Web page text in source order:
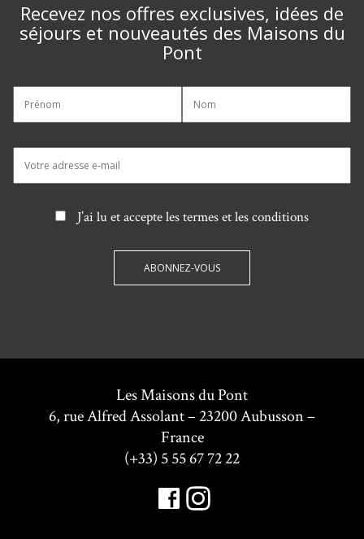
Recevez nos offres exclusives, idées de
séjours et nouveautés des Maisons du
Pont
J’ai lu et accepte les termes et les conditions
Les Maisons du Pont
6, rue Alfred Assolant – 23200 Aubusson –
France
(+33) 5 55 67 72 22